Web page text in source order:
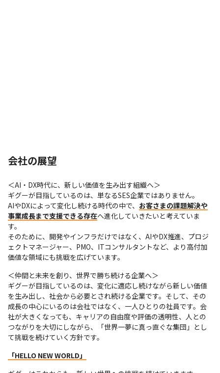
会社の展望
＜AI・DX時代に、新しい価値を生み出す組織へ＞
ギグーが目指しているのは、単なるSES企業ではありません。
AIやDXによって変化し続ける時代の中で、 お客さまの課題解決や
事業成長まで支援できる存在へ進化していきたいと考えていま
す。
そのために、開発やインフラだけではなく、AIやDX推進、プロジ
ェクトマネージャー、PMO、ITコンサルタントなど、より高付加
価値な領域にも挑戦を広げています。
＜仲間と未来を創り、世界で勝ち続ける企業へ＞
ギグーが目指しているのは、変化に適応し続けながら新しい価値
を生み出し、社会から必要とされ続ける企業です。そして、その
成長の中心にいるのは会社ではなく、一人ひとりの社員です。会
社が大きくなっても、キャリアの自由度や評価の透明性、人との
つながりを大切にしながら、「世界一夢に真っ直ぐな集団」とし
て挑戦を続けていく方針です。
「HELLO NEW WORLD」